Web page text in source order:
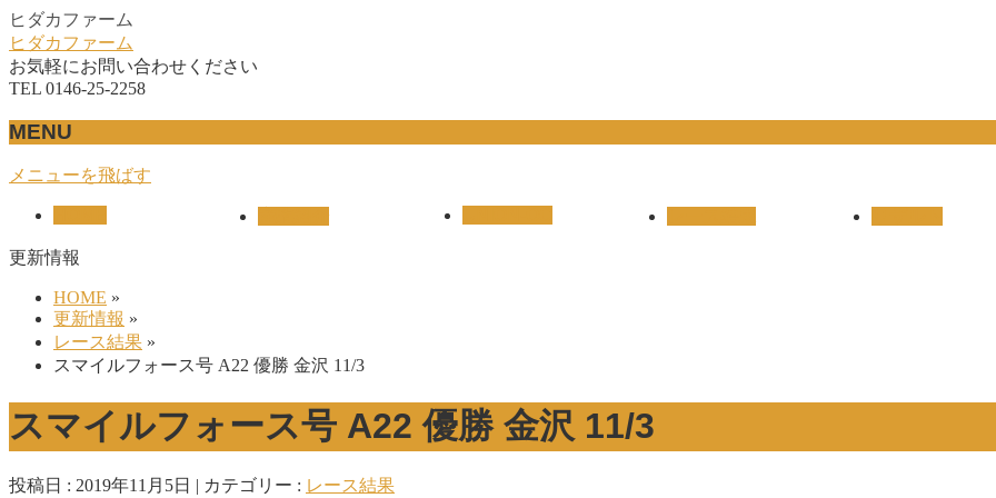
ヒダカファーム
ヒダカファーム
お気軽にお問い合わせください
TEL 0146-25-2258
MENU
メニューを飛ばす
更新情報
HOME »
更新情報 »
レース結果 »
スマイルフォース号 A22 優勝 金沢 11/3
スマイルフォース号 A22 優勝 金沢 11/3
投稿日 : 2019年11月5日 カテゴリー : レース結果